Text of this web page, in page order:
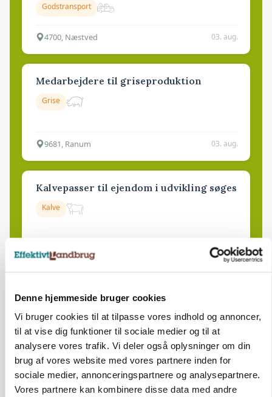
Denne hjemmeside bruger cookies
Vi bruger cookies til at tilpasse vores indhold og annoncer,
til at vise dig funktioner til sociale medier og til at
analysere vores trafik. Vi deler også oplysninger om din
brug af vores website med vores partnere inden for
sociale medier, annonceringspartnere og analysepartnere.
Vores partnere kan kombinere disse data med andre
Godstransport
4700, Næstved 03. aug.
Medarbejdere til griseproduktion
Grise
9681, Ranum 03. aug.
Kalvepasser til ejendom i udvikling søges
Kalve
6392, Bolderslev 03. aug.
Leder til klimastald
Klimastald
9670, Løgstør 03. aug.